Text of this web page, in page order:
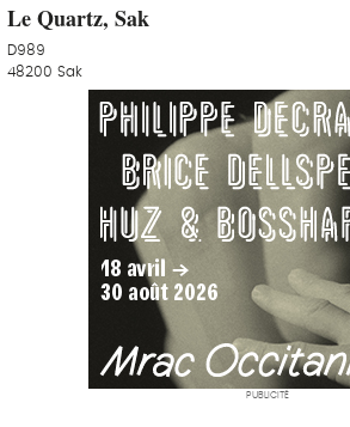
Le Quartz, Sak
D989
48200 Sak
PUBLICITÉ